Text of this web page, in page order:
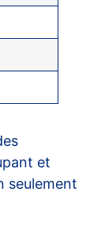
et
seulement